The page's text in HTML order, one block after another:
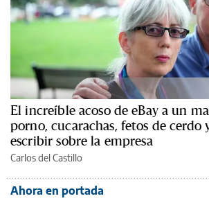
El increíble acoso de eBay a un
porno, cucarachas, fetos de cerdo
escribir sobre la empresa
Carlos del Castillo
Ahora en portada